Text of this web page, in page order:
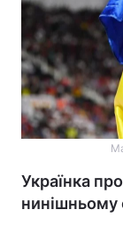
Українка
нинішньому